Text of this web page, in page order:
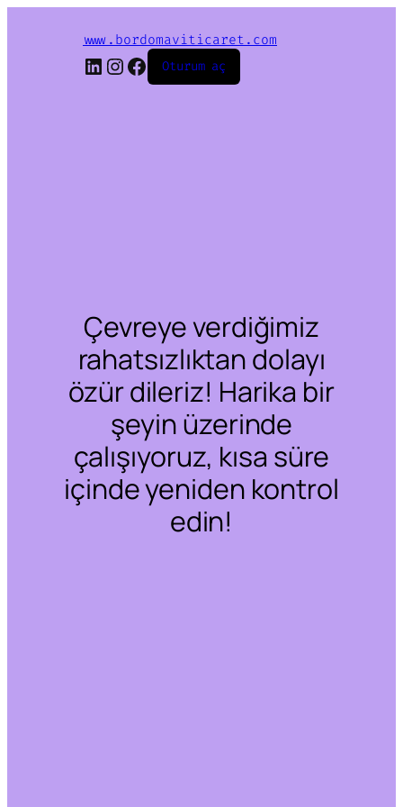
www.bordomaviticaret.com
LinkedIn
Instagram
Facebook
Oturum aç
Çevreye verdiğimiz
rahatsızlıktan dolayı
özür dileriz! Harika bir
şeyin üzerinde
çalışıyoruz, kısa süre
içinde yeniden kontrol
edin!